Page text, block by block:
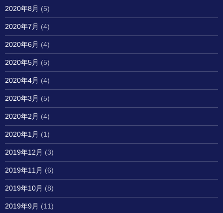
2020年8月 (5)
2020年7月 (4)
2020年6月 (4)
2020年5月 (5)
2020年4月 (4)
2020年3月 (5)
2020年2月 (4)
2020年1月 (1)
2019年12月 (3)
2019年11月 (6)
2019年10月 (8)
2019年9月 (11)